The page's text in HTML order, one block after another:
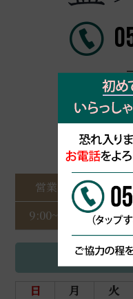
愛知県名古
営業時間 月
9:00~15:00
●
日 月 火